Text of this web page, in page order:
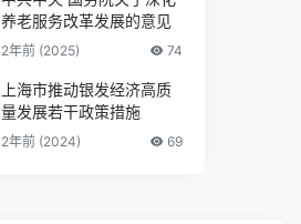
养老服务改革发展的意见
2年前 (2025) 74
上海市推动银发经济高质
量发展若干政策措施
2年前 (2024) 69